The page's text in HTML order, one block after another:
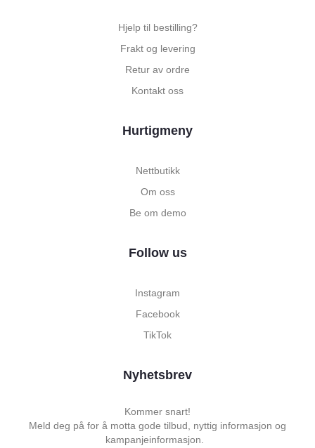
Hjelp til bestilling?
Frakt og levering
Retur av ordre
Kontakt oss
Hurtigmeny
Nettbutikk
Om oss
Be om demo
Follow us
Instagram
Facebook
TikTok
Nyhetsbrev
Kommer snart!
Meld deg på for å motta gode tilbud, nyttig informasjon og
kampanjeinformasjon.